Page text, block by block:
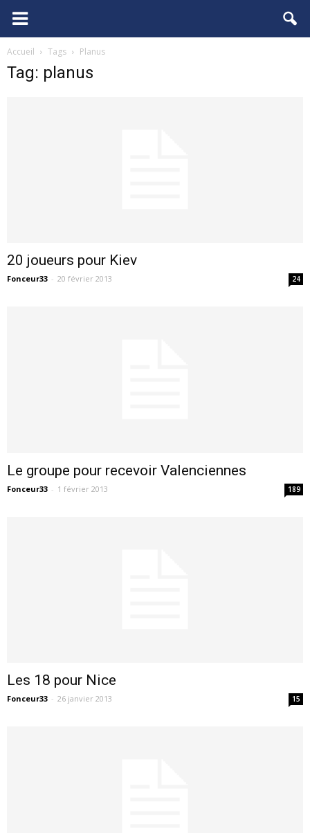
FCGB.net
Accueil Tags Planus
Tag: planus
20 joueurs pour Kiev
Fonceur33 - 20 février 2013 24
Le groupe pour recevoir Valenciennes
Fonceur33 - 1 février 2013 189
Les 18 pour Nice
Fonceur33 - 26 janvier 2013 15